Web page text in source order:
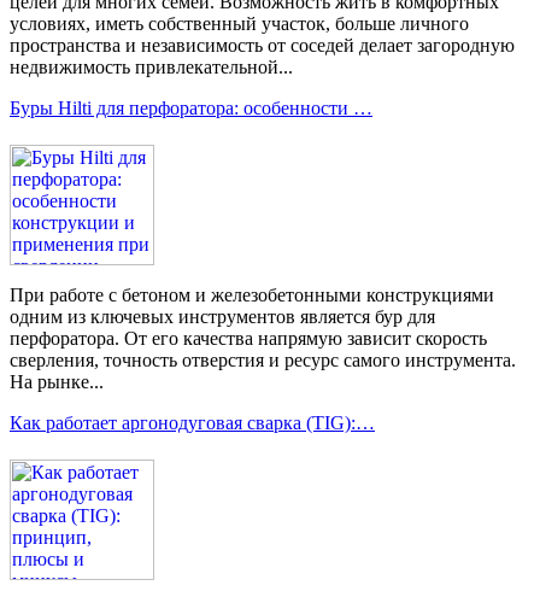
условиях, иметь собственный участок, больше личного
пространства и независимость от соседей делает загородную
недвижимость привлекательной...
Буры Hilti для перфоратора: особенности …
При работе с бетоном и железобетонными конструкциями
одним из ключевых инструментов является бур для
перфоратора. От его качества напрямую зависит скорость
сверления, точность отверстия и ресурс самого инструмента.
На рынке...
Как работает аргонодуговая сварка (TIG):…